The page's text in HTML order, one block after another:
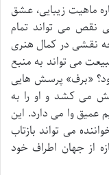
ماهیت زیبایی، عشق
نقص می تواند تمام
نقشی در کمال هنری
می تواند به منبع
«برف» پرسش هایی
می کشد و او را به
عمیق وا می دارد. این
می تواند بازتاب
از جهان اطراف خود